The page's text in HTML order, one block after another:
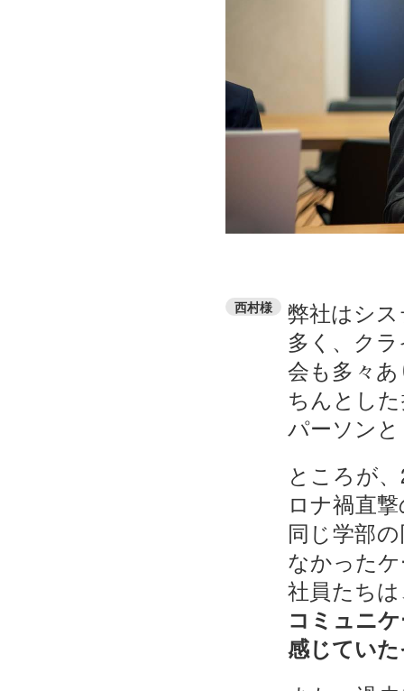
西村様
弊社はシ
多く、ク
会も多々
ちんとし
パーソン
ところが
ロナ禍直
同じ学部
なかった
社員たち
コミュニ
感じてい